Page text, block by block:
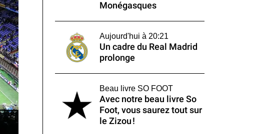
Monégasques
Aujourd'hui à 20:21
Un cadre du Real Madrid
prolonge
Beau livre SO FOOT
Avec notre beau livre So
Foot, vous saurez tout sur
le Zizou !